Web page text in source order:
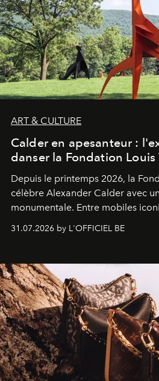
ART & CULTURE
Calder en apesanteur :
danser la Fondation Louis
Depuis le printemps 2026, la
célèbre Alexander Calder avec
monumentale. Entre mobiles
monumentales et poésie du
américain investit les espaces
sculpture.
31.07.2026 by L'OFFICIEL BE